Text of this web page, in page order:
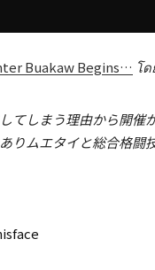
Buakaw Begins… โ
てしまう理由から開催
りムエタイと総合格闘